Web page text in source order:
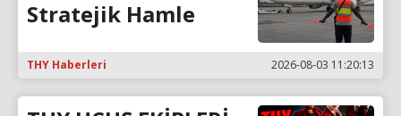
Stratejik Hamle
THY Haberleri 2026-08-03 11:20:13